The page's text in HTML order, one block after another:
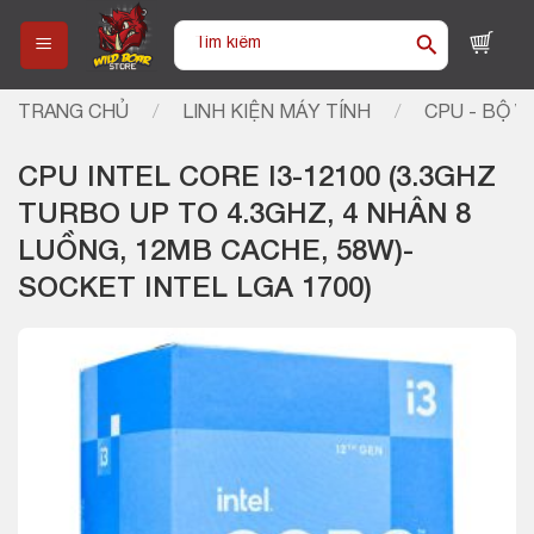
content
Tìm
TRANG CHỦ / LINH KIỆN MÁY TÍNH / CPU - BỘ
CPU INTEL CORE I3-12100 (3.3GHZ
TURBO UP TO 4.3GHZ, 4 NHÂN 8
LUỒNG, 12MB CACHE, 58W)-
SOCKET INTEL LGA 1700)